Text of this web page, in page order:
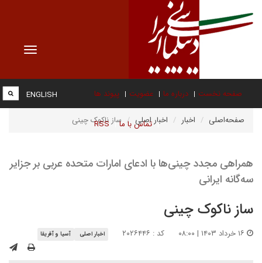
Toggle
صفحه نخست درباره ما عضویت پیوند ها
تماس با ما RSS
ENGLISH
صفحه‌اصلی اخبار اخبار اصلی ساز ناکوک چینی
همراهی مجدد چینی‌ها با ادعای امارات متحده عربی بر جزایر
سه‌گانه ایرانی
ساز ناکوک چینی
کد : ۲۰۲۶۴۴۶ اخبار اصلی آسیا و آفریقا